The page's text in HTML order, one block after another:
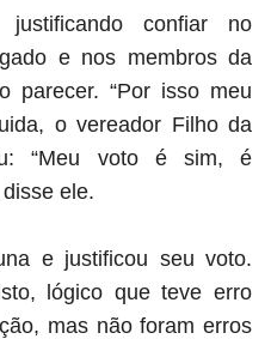
confiar no
e nos membros da
parecer. “Por isso meu
o vereador Filho da
“Meu voto é sim, é
ele.
e justificou seu voto.
lógico que teve erro
mas não foram erros